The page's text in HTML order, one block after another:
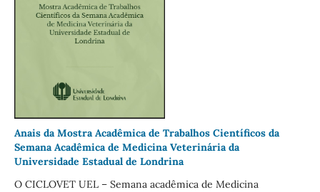
Anais da Mostra Acadêmica de Trabalhos Científicos da
Semana Acadêmica de Medicina Veterinária da
Universidade Estadual de Londrina
O CICLOVET UEL – Semana acadêmica de Medicina